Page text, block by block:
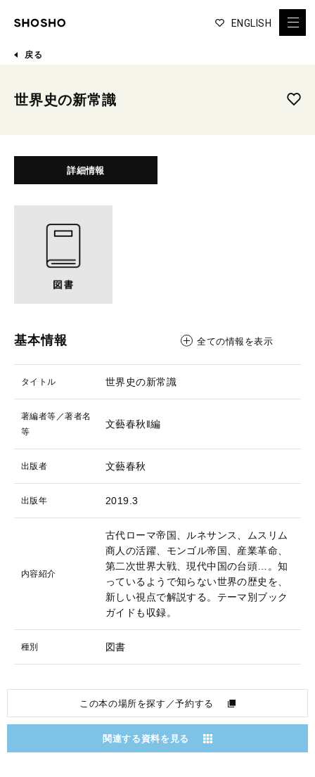
ENGLISH
戻る
世界史の新常識
詳細情報
基本情報 全ての情報を表示
タイトル 世界史の新常識
著編者等／著者名
等
文藝春秋‖編
出版者 文藝春秋
出版年 2019.3
内容紹介
古代ローマ帝国、ルネサンス、ムスリム
商人の活躍、モンゴル帝国、産業革命、
第二次世界大戦、現代中国の台頭…。知
っているようで知らない世界の歴史を、
新しい視点で解説する。テーマ別ブック
ガイドも収録。
種別 図書
この本の場所を探す／予約する
関連する資料を見る